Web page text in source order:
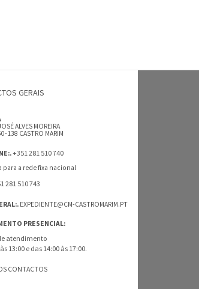
GERAIS
ALVES MOREIRA
138 CASTRO MARIM
+351 281 510 740
para a rede fixa nacional
281 510 743
EXPEDIENTE@CM-CASTROMARIM.PT
PRESENCIAL:
atendimento
13:00 e das 14:00 às 17:00.
CONTACTOS